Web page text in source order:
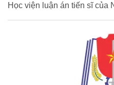
Học viện luận án tiến sĩ của